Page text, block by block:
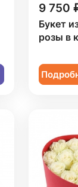
9 750
Букет
розы в